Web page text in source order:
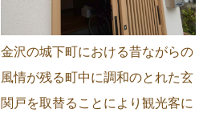
金沢の城下町における昔ながらの
風情が残る町中に調和のとれた玄
関戸を取替ることにより観光客に